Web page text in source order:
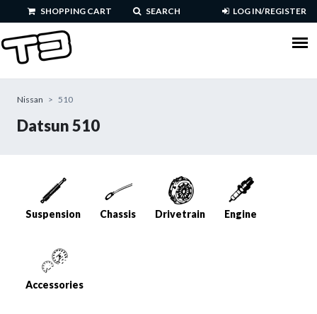
Skip to main content
SHOPPING CART SEARCH LOG IN/REGISTER
YOU ARE HERE
Nissan > 510
Datsun 510
Suspension Chassis Drivetrain Engine
Accessories